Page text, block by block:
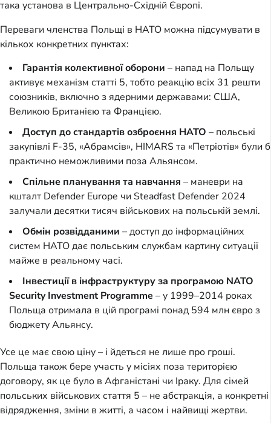
така установа в Центрально-Східній Європі.
Переваги членства Польщі в НАТО можна підсумувати в
кількох конкретних пунктах:
Гарантія колективної оборони – напад на Польщу
активує механізм статті 5, тобто реакцію всіх 31 решти
союзників, включно з ядерними державами: США,
Великою Британією та Францією.
Доступ до стандартів озброєння НАТО – польські
закупівлі F-35, «Абрамсів», HIMARS та «Петріотів» були б
практично неможливими поза Альянсом.
Спільне планування та навчання – маневри на
кшталт Defender Europe чи Steadfast Defender 2024
залучали десятки тисяч військових на польській землі.
Обмін розвідданими – доступ до інформаційних
систем НАТО дає польським службам картину ситуації
майже в реальному часі.
Інвестиції в інфраструктуру за програмою NATO
Security Investment Programme – у 1999–2014 роках
Польща отримала в цій програмі понад 594 млн євро з
бюджету Альянсу.
Усе це має свою ціну – і йдеться не лише про гроші.
Польща також бере участь у місіях поза територією
договору, як це було в Афганістані чи Іраку. Для сімей
польських військових стаття 5 – не абстракція, а конкретні
відрядження, зміни в житті, а часом і найвищі жертви.